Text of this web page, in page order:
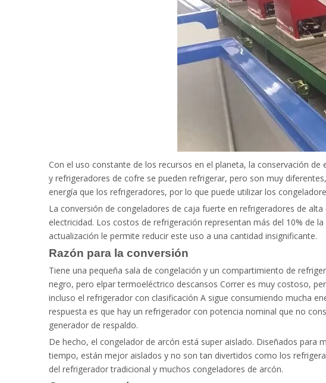
Con el uso constante de los recursos en el planeta, la conservación
y refrigeradores de cofre se pueden refrigerar, pero son muy
energía que los refrigeradores, por lo que puede utilizar los
La conversión de congeladores de caja fuerte en refrigeradores de
electricidad. Los costos de refrigeración representan más del 10% de
actualización le permite reducir este uso a una cantidad insignificante.
Razón para la conversión
Tiene una pequeña sala de congelación y un compartimiento de
negro, pero elpar termoeléctrico descansos Correr es muy costoso,
incluso el refrigerador con clasificación A sigue consumiendo mucha
respuesta es que hay un refrigerador con potencia nominal que no
generador de respaldo.
De hecho, el congelador de arcón está super aislado. Diseñados
tiempo, están mejor aislados y no son tan divertidos como los
del refrigerador tradicional y muchos congeladores de arcón.